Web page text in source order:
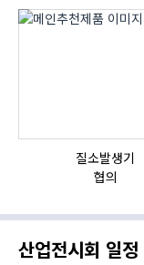
질소발생기
협의
산업전시회 일정